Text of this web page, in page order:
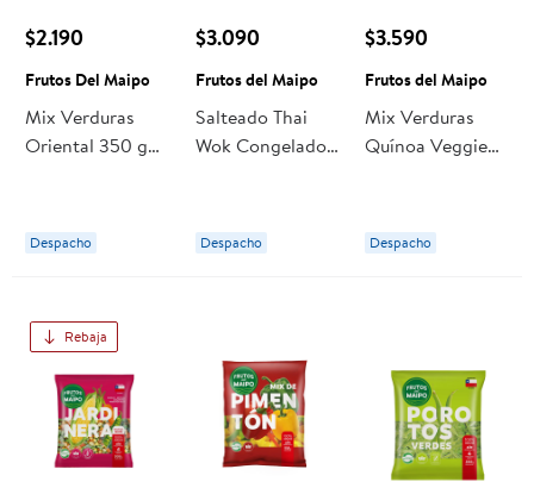
$2.190
Frutos Del Maipo
Mix Verduras
Oriental 350 g
Despacho
$3.090
Frutos del Maipo
Salteado Thai
Wok Congelado
Despacho
$3.590
Frutos del Maipo
Mix Verduras
Quínoa Veggie
Despacho
Rebaja